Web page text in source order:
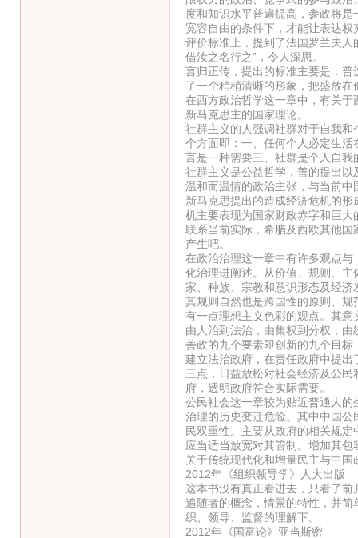
度和知识水平普遍提高，参政将
宽容自由的条件下，才能让表达
评价标准上，提到了法国罗兰夫人
借汝之名行之”，令人深思。
言归正传，提出的标准主要是：
了一个稍稍清晰的形象，把盛放
在西方政治哲学这一章中，有关
新马克思主的国家理论。
社群主义的人强调社群对于自我
个方面即：一、任何个人必定生
言是一种需要三、社群是个人自
社群主义是公益哲学，善的提出
温和而温情的政治主张，与当前
新马克思提出的造成经济危机的
机主要表现为国家财政赤字和巨
联系当前实际，希腊及西欧其他
产生吧。
在政治治理这一章中有许多观点
化治理进阐述。从价值、规则、
家、种族、宗教和意识形态及经
其规则自然也是跨国性的原则、
有一点理想主义色彩的观点。其
由人治到法治，由集权到分权，由
善政的九个要素即创新的九个目
建立法治政府，在责任政府中提
三点，日益放松对社会经济及公
府，透明政府符合实际需要。
公民社会这一章较为贴近普通人
治理的历史变迁危险。其中中国
民双重性。主要从政府的相关规定
应当适当放宽对其管制。增加其包
关于传统现代化和增量民主与中国
2012年《组织领导学》人大出版
这本书没有真正看进去，只看了
追随者的概念，情景的特性，并
织、领导、监督的理解下。
2012年《国富论》亚当斯密